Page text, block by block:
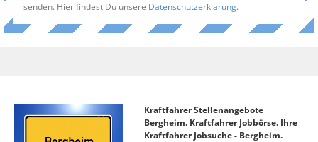
senden. Hier findest Du unsere Datenschutzerklärung.
Kraftfahrer Stellenangebote
Bergheim. Kraftfahrer Jobbörse. Ihre
Kraftfahrer Jobsuche - Bergheim.